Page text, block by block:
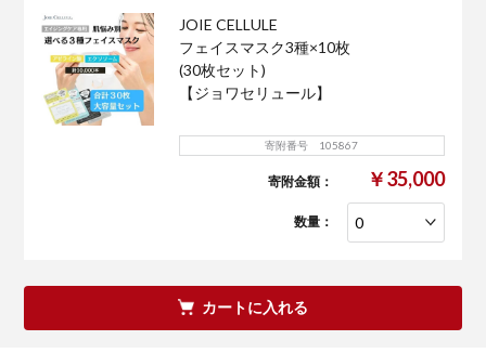
JOIE CELLULE
フェイスマスク3種×10枚
(30枚セット)
【ジョワセリュール】
寄附番号 105867
寄附金額： ￥35,000
数量：
カートに入れる